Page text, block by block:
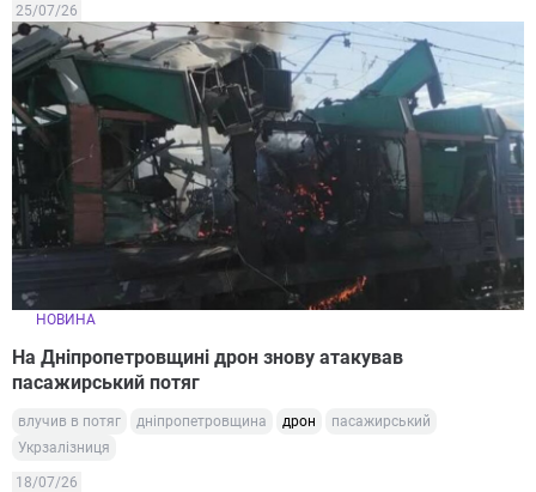
25/07/26
НОВИНА
На Дніпропетровщині дрон знову атакував
пасажирський потяг
влучив в потяг дніпропетровщина дрон
пасажирський
Укрзалізниця
18/07/26